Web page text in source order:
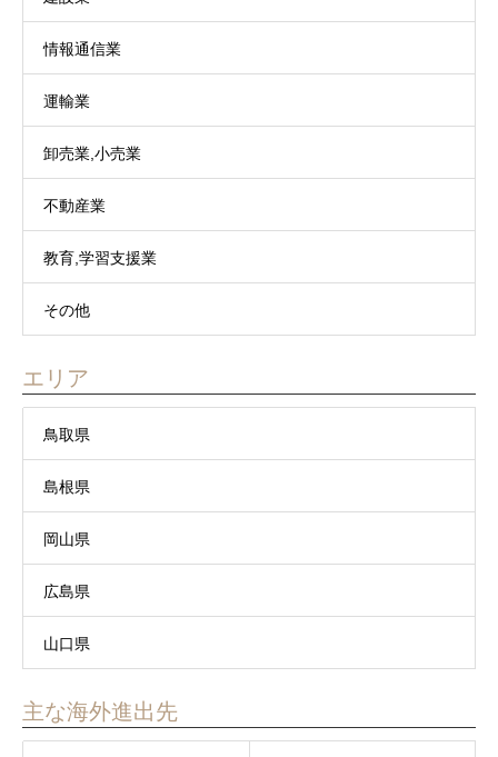
情報通信業
運輸業
卸売業,小売業
不動産業
教育,学習支援業
その他
エリア
鳥取県
島根県
岡山県
広島県
山口県
主な海外進出先